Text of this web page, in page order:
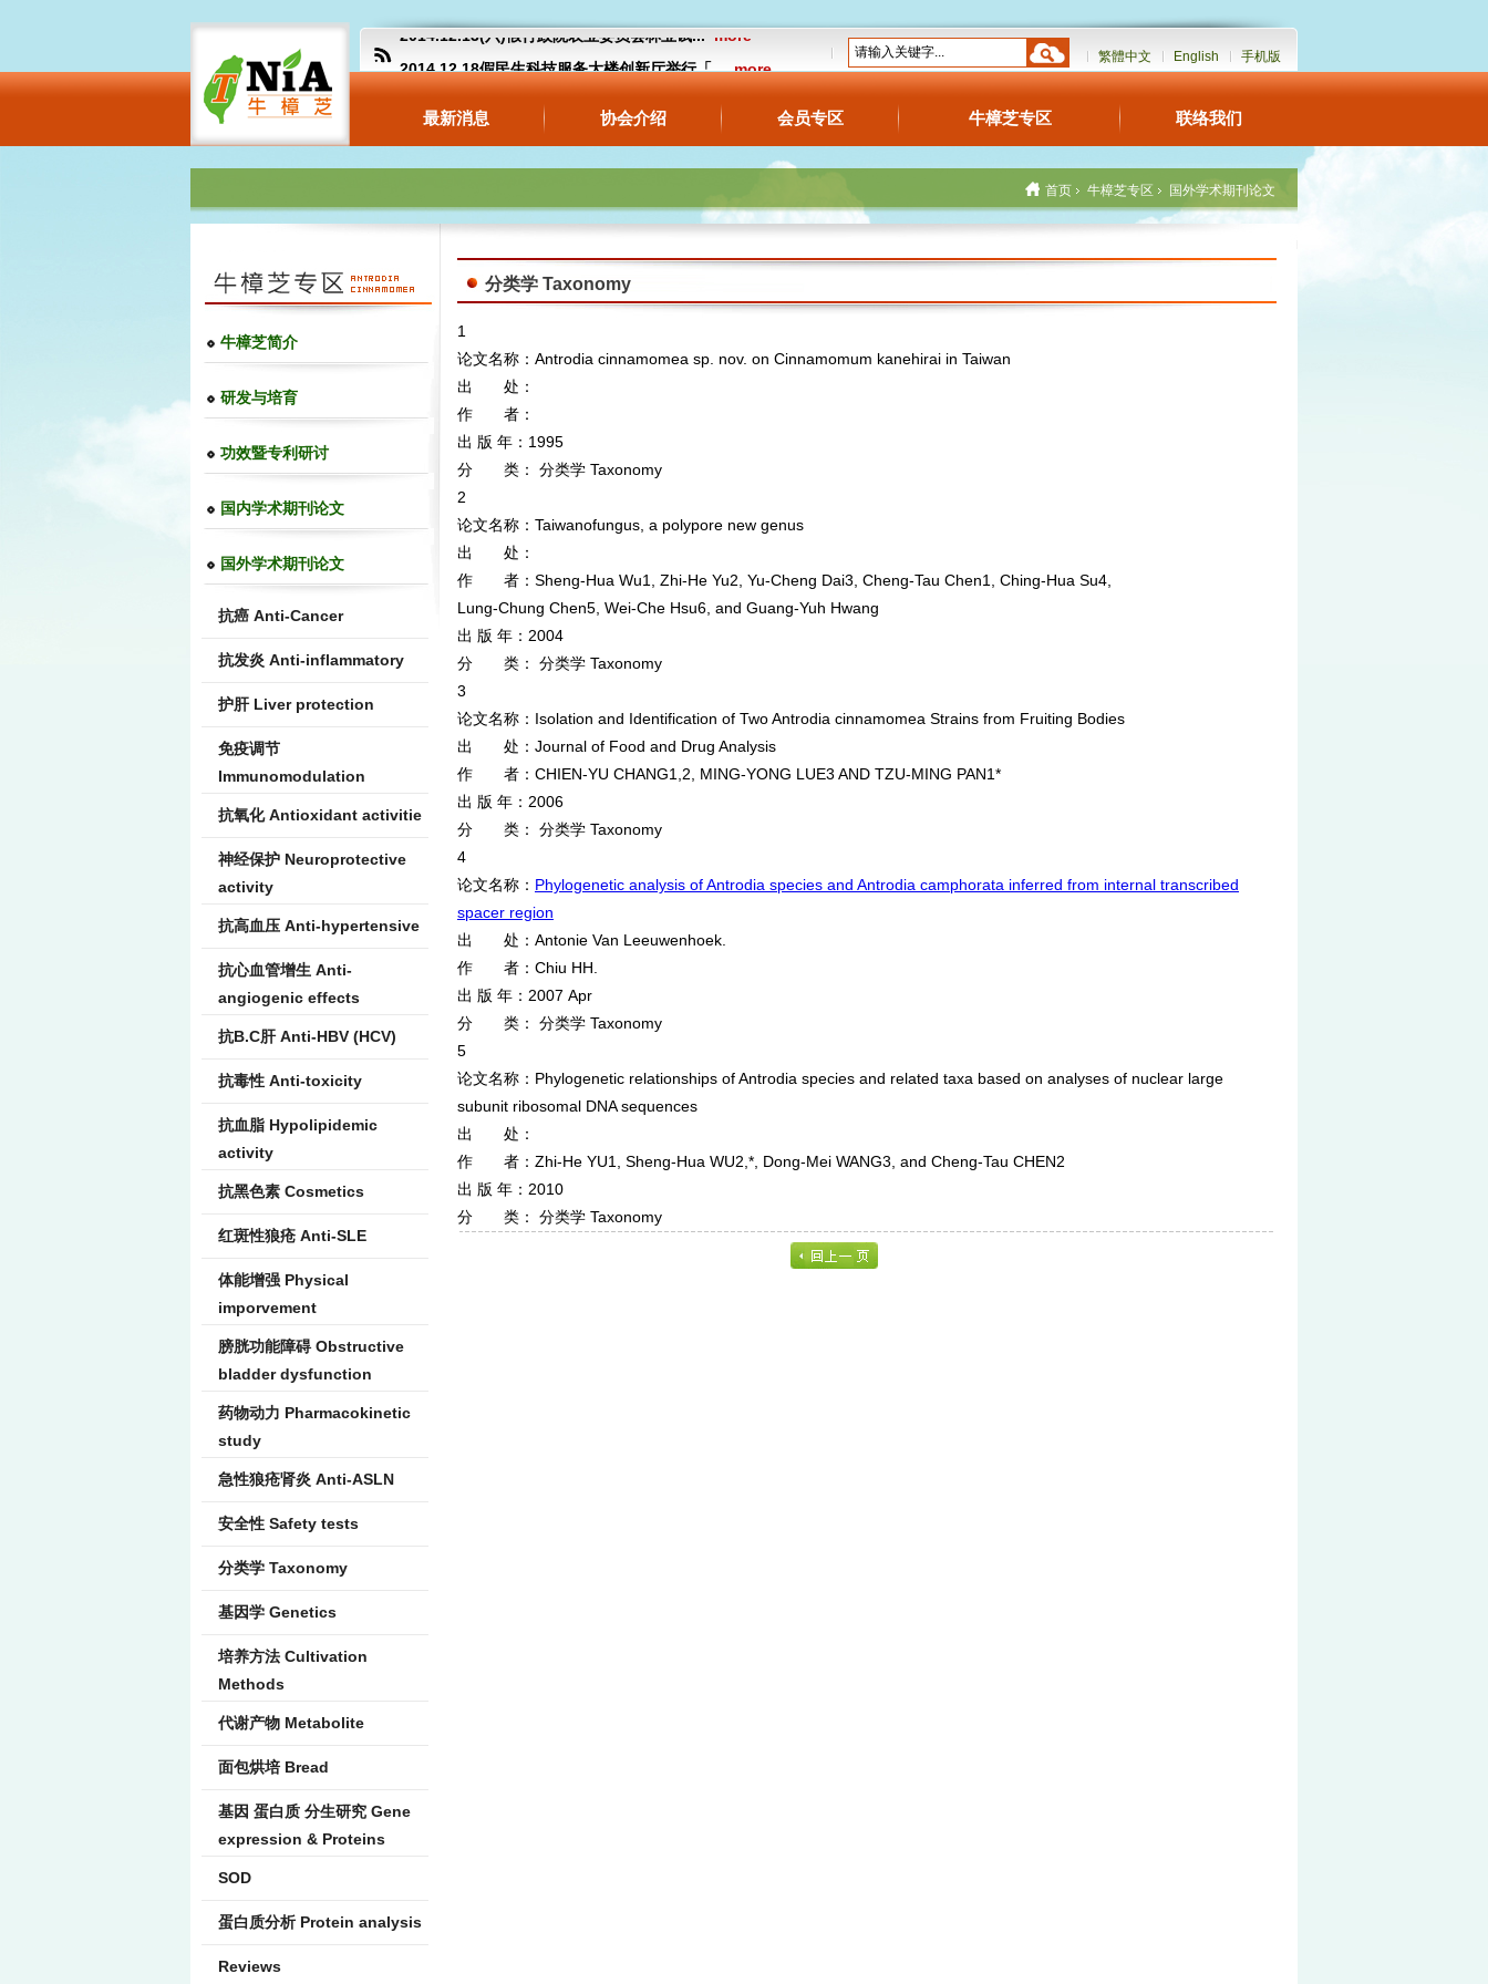
2014.12.13(六)假行政院农业委员会林业试...more
2014.12.18假民生科技服务大楼创新厅举行「... more
more
繁體中文 English 手机版
最新消息 协会介绍 会员专区 牛樟芝专区 联络我们
首页 牛樟芝专区 国外学术期刊论文
牛樟芝简介
研发与培育
功效暨专利研讨
国内学术期刊论文
国外学术期刊论文
抗癌 Anti-Cancer
抗发炎 Anti-inflammatory
护肝 Liver protection
免疫调节
Immunomodulation
抗氧化 Antioxidant activitie
神经保护 Neuroprotective
activity
抗高血压 Anti-hypertensive
抗心血管增生 Anti-
angiogenic effects
抗B.C肝 Anti-HBV (HCV)
抗毒性 Anti-toxicity
抗血脂 Hypolipidemic
activity
抗黑色素 Cosmetics
红斑性狼疮 Anti-SLE
体能增强 Physical
imporvement
膀胱功能障碍 Obstructive
bladder dysfunction
药物动力 Pharmacokinetic
study
急性狼疮肾炎 Anti-ASLN
安全性 Safety tests
分类学 Taxonomy
基因学 Genetics
培养方法 Cultivation
Methods
代谢产物 Metabolite
面包烘培 Bread
基因 蛋白质 分生研究 Gene
expression & Proteins
SOD
蛋白质分析 Protein analysis
Reviews
分类学 Taxonomy
1
论文名称：Antrodia cinnamomea sp. nov. on Cinnamomum kanehirai in Taiwan
出 处：
作 者：
出 版 年：1995
分 类： 分类学 Taxonomy
2
论文名称：Taiwanofungus, a polypore new genus
出 处：
作 者：Sheng-Hua Wu1, Zhi-He Yu2, Yu-Cheng Dai3, Cheng-Tau Chen1, Ching-Hua Su4,
Lung-Chung Chen5, Wei-Che Hsu6, and Guang-Yuh Hwang
出 版 年：2004
分 类： 分类学 Taxonomy
3
论文名称：Isolation and Identification of Two Antrodia cinnamomea Strains from Fruiting Bodies
出 处：Journal of Food and Drug Analysis
作 者：CHIEN-YU CHANG1,2, MING-YONG LUE3 AND TZU-MING PAN1*
出 版 年：2006
分 类： 分类学 Taxonomy
4
论文名称： Phylogenetic analysis of Antrodia species and Antrodia camphorata inferred from internal transcribed
spacer region
出 处：Antonie Van Leeuwenhoek.
作 者：Chiu HH.
出 版 年：2007 Apr
分 类： 分类学 Taxonomy
5
论文名称：Phylogenetic relationships of Antrodia species and related taxa based on analyses of nuclear large
subunit ribosomal DNA sequences
出 处：
作 者：Zhi-He YU1, Sheng-Hua WU2,*, Dong-Mei WANG3, and Cheng-Tau CHEN2
出 版 年：2010
分 类： 分类学 Taxonomy